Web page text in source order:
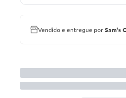
Vendido e entregue porSam's